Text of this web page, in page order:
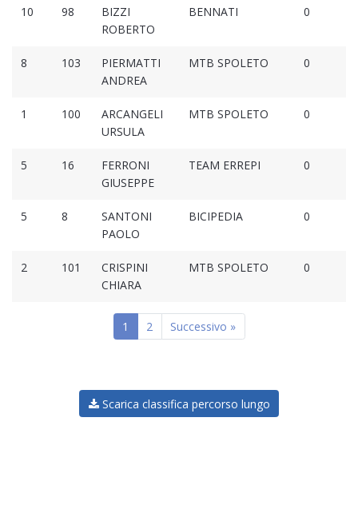
10 98
BIZZI
ROBERTO
BENNATI 0
8 103
PIERMATTI
ANDREA
MTB SPOLETO 0
1 100
ARCANGELI
URSULA
MTB SPOLETO 0
5 16
FERRONI
GIUSEPPE
TEAM ERREPI 0
5 8
SANTONI
PAOLO
BICIPEDIA 0
2 101
CRISPINI
CHIARA
MTB SPOLETO 0
1 2 Successivo »
Scarica classifica percorso lungo